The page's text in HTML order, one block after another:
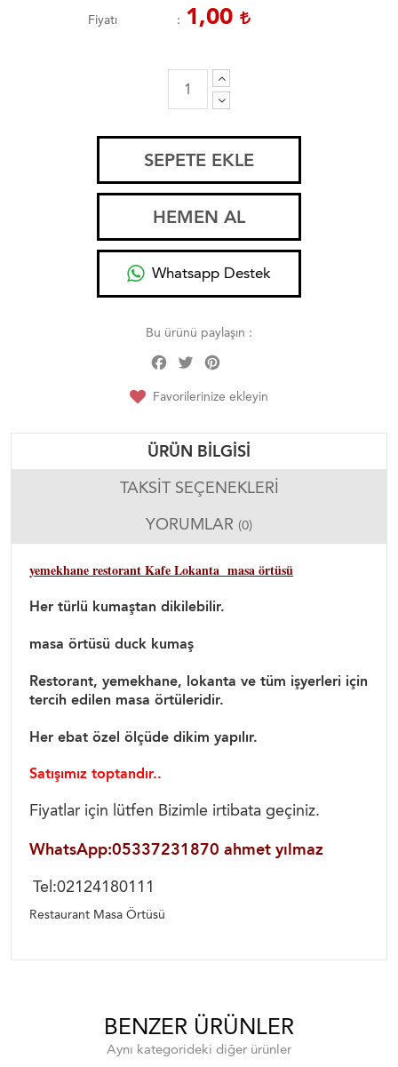
Fiyatı 1,00
SEPETE EKLE
HEMEN AL
Whatsapp Destek
Bu ürünü paylaşın :
Facebook
Twitter
Favorilerinize ekleyin
ÜRÜN BILGISI
TAKSIT SEÇENEKLERI
YORUMLAR (0)
yemekhane restorant Kafe Lokanta masa örtüsü
Her türlü kumaştan dikilebilir.
masa örtüsü duck kumaş
Restorant, yemekhane, lokanta ve tüm işyerleri için
tercih edilen masa örtüleridir.
Her ebat özel ölçüde dikim yapılır.
Satışımız toptandır..
Fiyatlar için lütfen Bizimle irtibata geçiniz.
WhatsApp:05337231870 ahmet yılmaz
Tel:02124180111
Restaurant Masa Örtüsü
BENZER ÜRÜNLER
Aynı kategorideki diğer ürünler